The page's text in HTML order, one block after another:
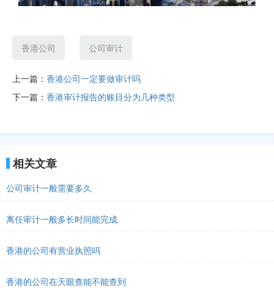
香港公司 公司审计
上一篇： 香港公司一定要做审计吗
下一篇： 香港审计报告的账目分为几种类型
相关文章
公司审计一般需要多久
离任审计一般多长时间能完成
香港的公司有营业执照吗
香港的公司在天眼查能不能查到